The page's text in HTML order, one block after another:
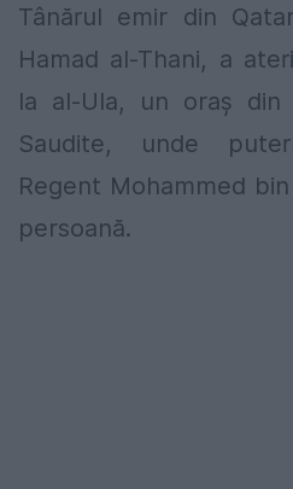
Tânărul emir din
Hamad al-Thani, a
la al-Ula, un oraș din
Saudite, unde
Regent Mohammed
persoană.